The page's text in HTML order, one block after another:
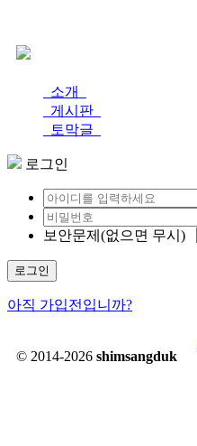
소개
게시판
토막글
로그인
보안문제(없으면 무시)
로그인
아직 가입전입니까?
© 2014-2026 shimsangduk